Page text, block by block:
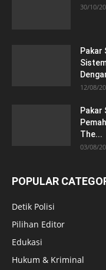
30/10/
Pakar
12/08/
Pakar
The...
03/08/
POPULAR
Detik Polisi
Pilihan Editor
Edukasi
Hukum & Kriminal